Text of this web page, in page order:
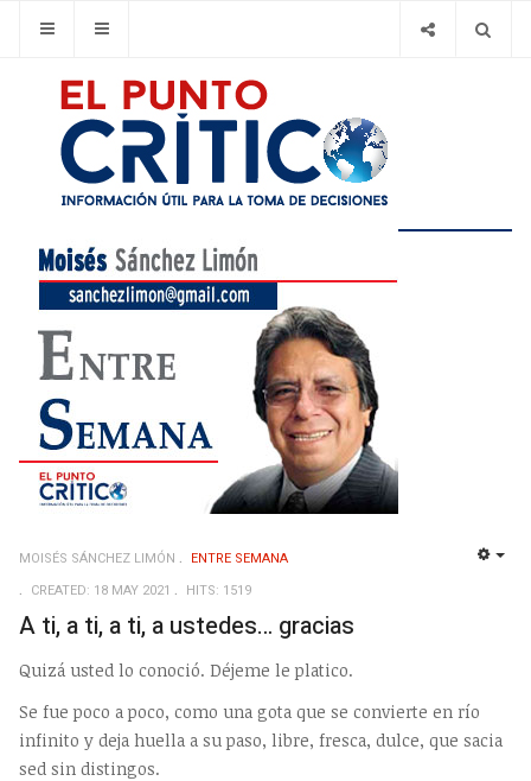
MOISÉS SÁNCHEZ LIMÓN
ENTRE SEMANA
CREATED: 18 MAY 2021
HITS: 1519
A ti, a ti, a ti, a ustedes… gracias
Quizá usted lo conoció. Déjeme le platico.
Se fue poco a poco, como una gota que se convierte en río
infinito y deja huella a su paso, libre, fresca, dulce, que sacia
sed sin distingos.